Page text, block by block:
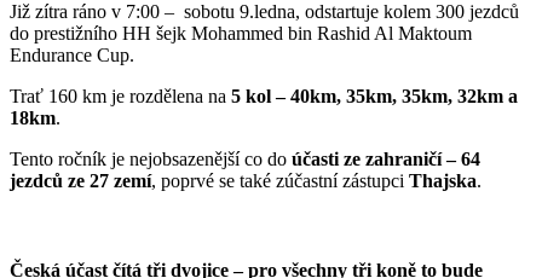
Již zítra ráno v 7:00 – sobotu 9.ledna, odstartuje kolem 300 jezdců
do prestižního HH šejk Mohammed bin Rashid Al Maktoum
Endurance Cup.
Trať 160 km je rozdělena na 5 kol – 40km, 35km, 35km, 32km a
18km.
Tento ročník je nejobsazenější co do účasti ze zahraničí – 64
jezdců ze 27 zemí, poprvé se také zúčastní zástupci Thajska.
Česká účast čítá tři dvojice – pro všechny tři koně to bude